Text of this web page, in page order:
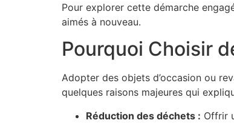
Pour explorer cette démarche
aimés à nouveau.
Pourquoi Choisir
Adopter des objets d’occasion ou
quelques raisons majeures qui
Réduction des déchets : Offrir